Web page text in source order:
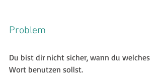
Problem
Du bist dir nicht sicher, wann du welches
Wort benutzen sollst.